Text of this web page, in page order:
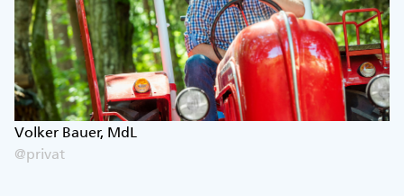
Volker Bauer, MdL
@privat